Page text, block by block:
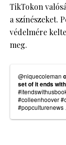
TikTokon
a színészeket.
védelmére
meg.
@niquecoleman
set of it ends
#colleenhoover
#popculturenews